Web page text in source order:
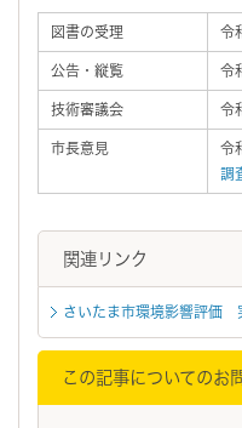
図書の受理 令
公告・縦覧 令
技術審議会 令
市長意見
令
調
関連リンク
さいたま市環境影響評価
この記事についてのお